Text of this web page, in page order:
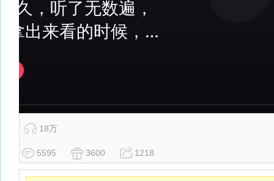
18万
5595 3600 1218